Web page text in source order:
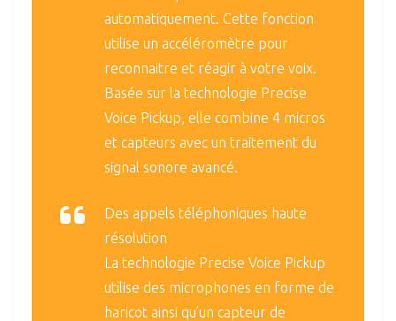
automatiquement. Cette fonction
utilise un accéléromètre pour
reconnaitre et réagir à votre voix.
Basée sur la technologie Precise
Voice Pickup, elle combine 4 micros
et capteurs avec un traitement du
signal sonore avancé.
Des appels téléphoniques haute
résolution
La technologie Precise Voice Pickup
utilise des microphones en forme de
haricot ainsi qu’un capteur de